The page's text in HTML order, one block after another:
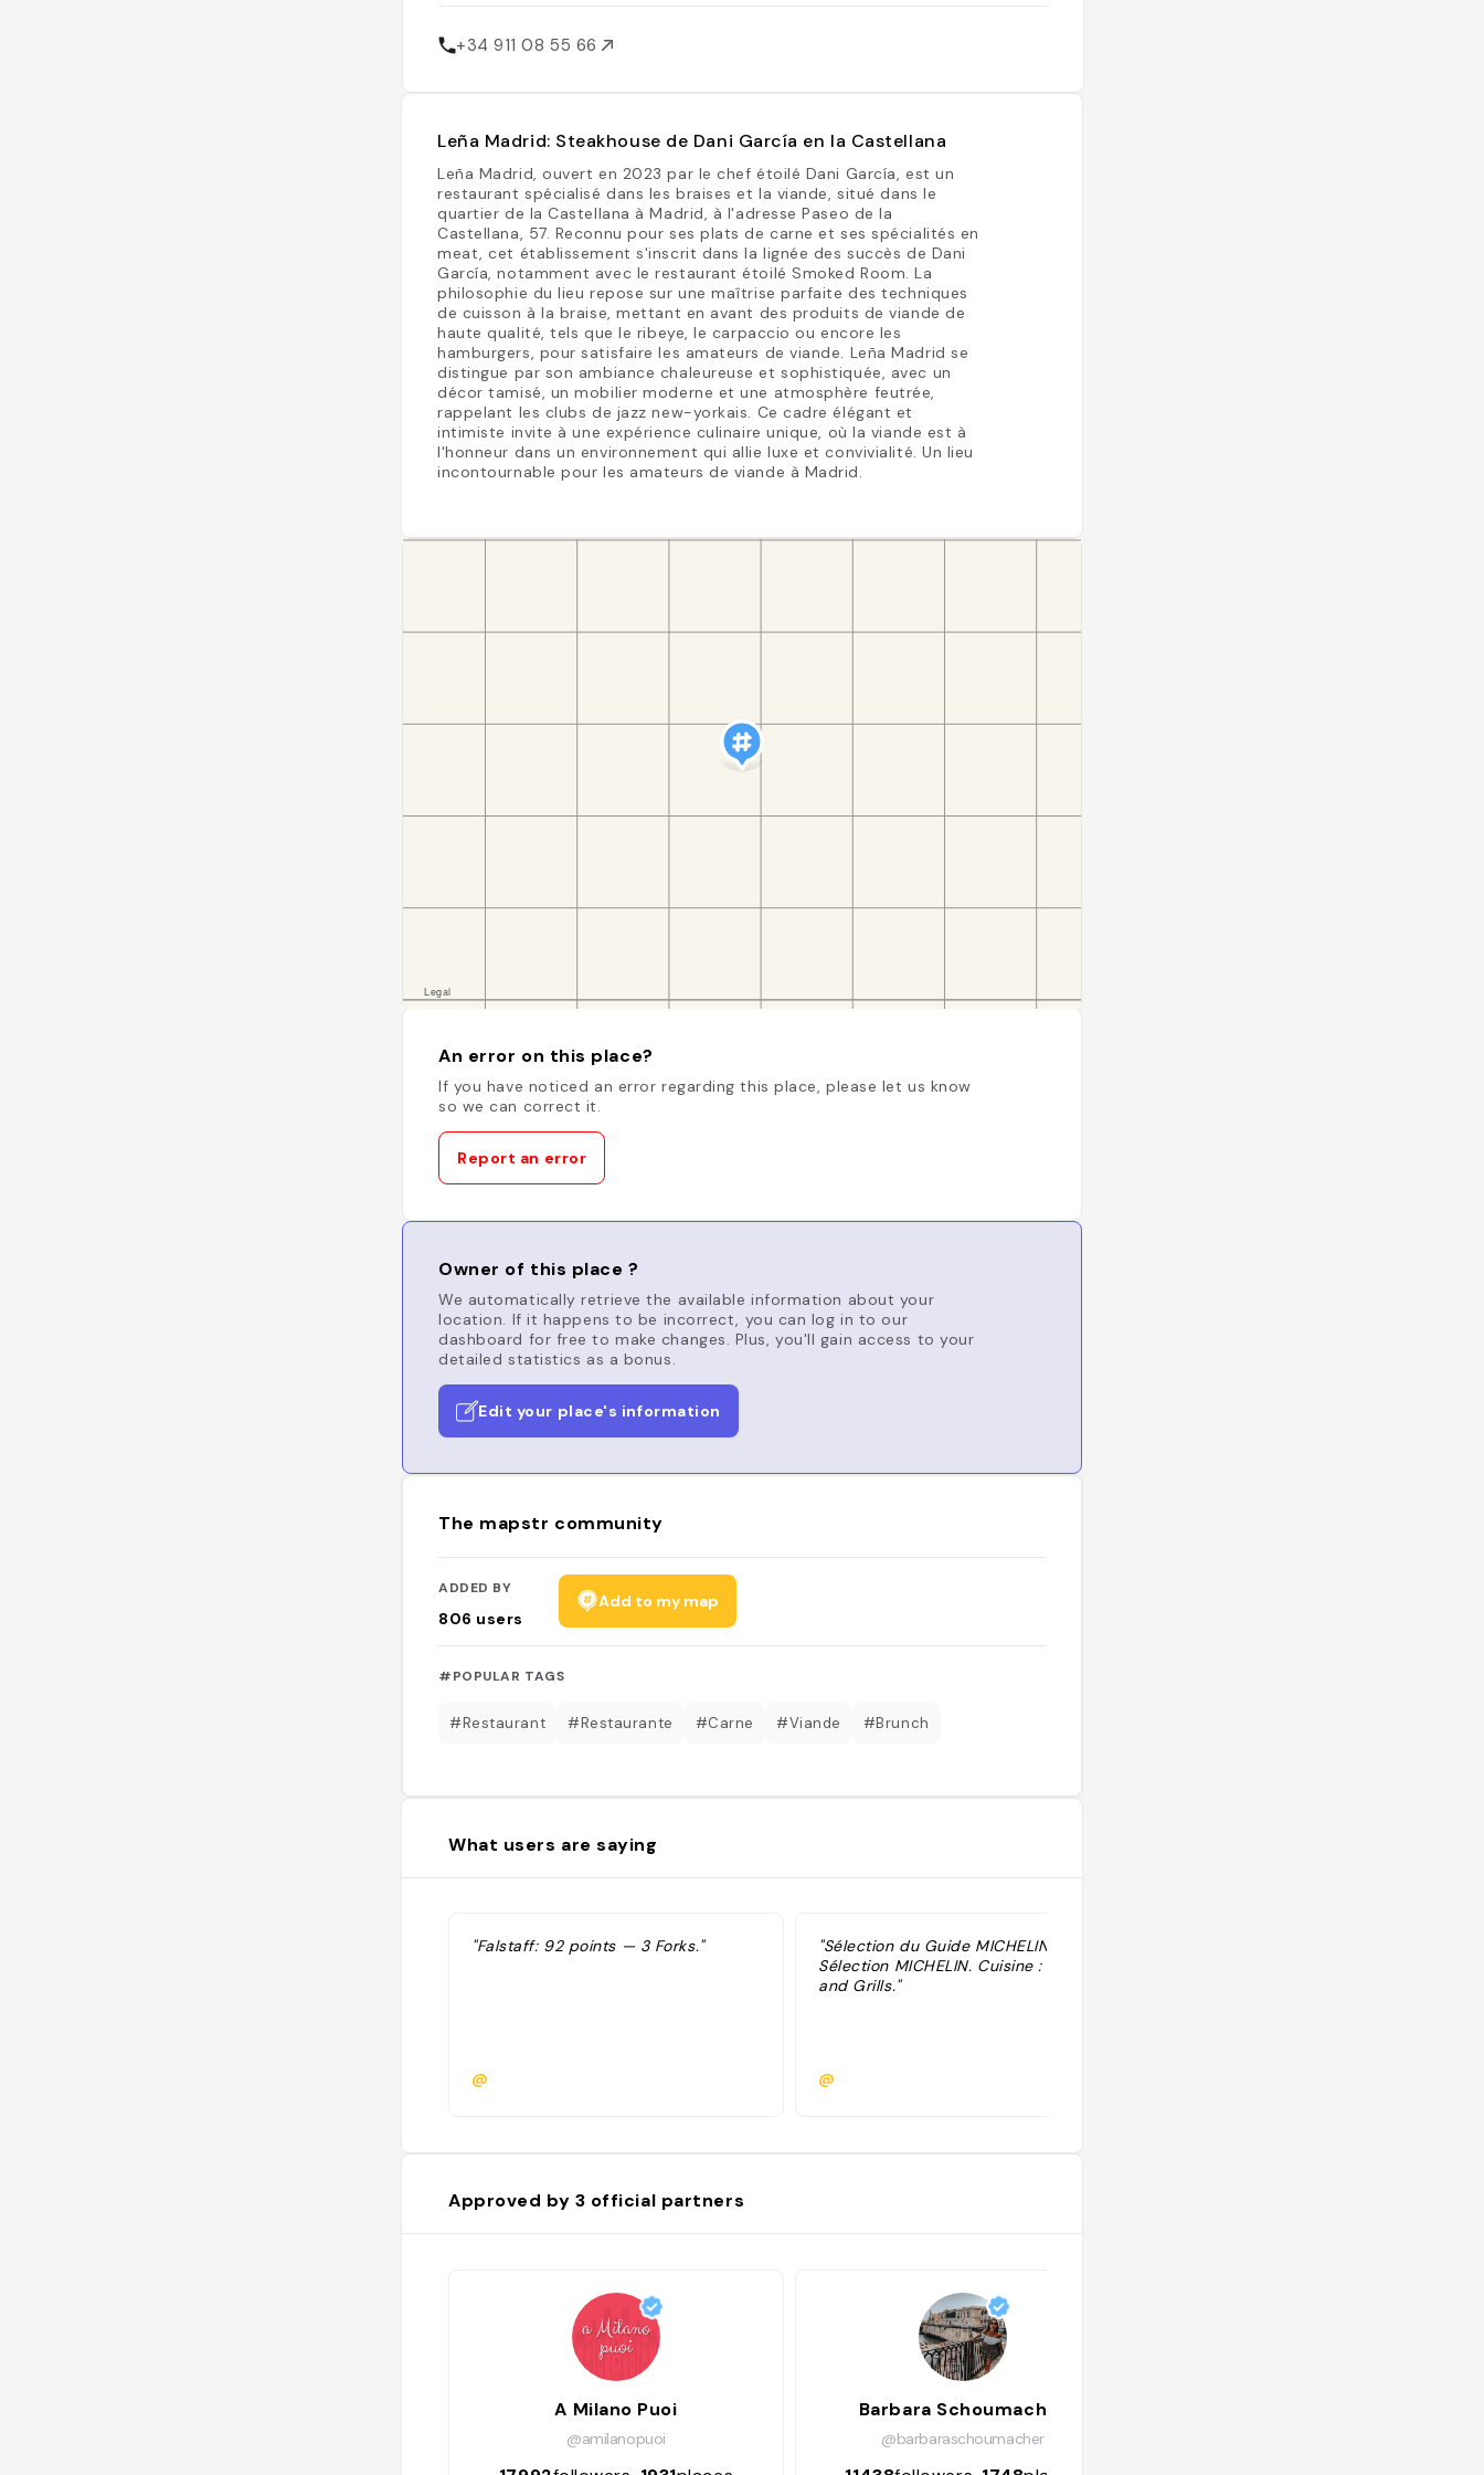
+34 911 08 55 66
Leña Madrid: Steakhouse de Dani García en la Castellana
Leña Madrid, ouvert en 2023 par le chef étoilé Dani García, est un
restaurant spécialisé dans les braises et la viande, situé dans le
quartier de la Castellana à Madrid, à l'adresse Paseo de la
Castellana, 57. Reconnu pour ses plats de carne et ses spécialités en
meat, cet établissement s'inscrit dans la lignée des succès de Dani
García, notamment avec le restaurant étoilé Smoked Room. La
philosophie du lieu repose sur une maîtrise parfaite des techniques
de cuisson à la braise, mettant en avant des produits de viande de
haute qualité, tels que le ribeye, le carpaccio ou encore les
hamburgers, pour satisfaire les amateurs de viande. Leña Madrid se
distingue par son ambiance chaleureuse et sophistiquée, avec un
décor tamisé, un mobilier moderne et une atmosphère feutrée,
rappelant les clubs de jazz new-yorkais. Ce cadre élégant et
intimiste invite à une expérience culinaire unique, où la viande est à
l'honneur dans un environnement qui allie luxe et convivialité. Un lieu
incontournable pour les amateurs de viande à Madrid.
An error on this place?
If you have noticed an error regarding this place, please let us know
so we can correct it.
Report an error
Owner of this place ?
We automatically retrieve the available information about your
location. If it happens to be incorrect, you can log in to our
dashboard for free to make changes. Plus, you'll gain access to your
detailed statistics as a bonus.
Edit your place's information
The mapstr community
ADDED BY
806 users
Add to my map
#POPULAR TAGS
#Restaurant #Restaurante #Carne #Viande #Brunch
What users are saying
"Falstaff: 92 points — 3 Forks."
@
"Sélection du Guide MICHELIN 2026 :
Sélection MICHELIN. Cuisine : Meats
and Grills."
@
Approved by 3 official partners
A Milano Puoi
@amilanopuoi
Barbara Schoumacher
@barbaraschoumacher